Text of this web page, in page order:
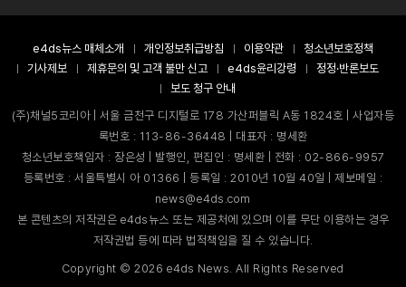
e4ds뉴스 매체소개 개인정보취급방침 이용약관
청소년보호정책
기사제보
제휴문의 및 고객 불만 신고 e4ds윤리강령
정정·반론보도
보도 청구 안내
(주)채널5코리아 | 서울 금천구 디지털로 178 가산퍼블릭 A동 1824호 | 사업자등
록번호 : 113-86-36448 | 대표자 : 명세환
청소년보호책임자 : 장은성 | 발행인, 편집인 : 명세환 | 전화 : 02-866-9957
등록번호 : 서울특별시 아 01366 | 등록일 : 2010년 10월 40일 | 제보메일 :
news@e4ds.com
본 콘텐츠의 저작권은 e4ds뉴스 또는 제공처에 있으며 이를 무단 이용하는 경우
저작권법 등에 따라 법적책임을 질 수 있습니다.
Copyright ©2026 e4ds News. All Rights Reserved